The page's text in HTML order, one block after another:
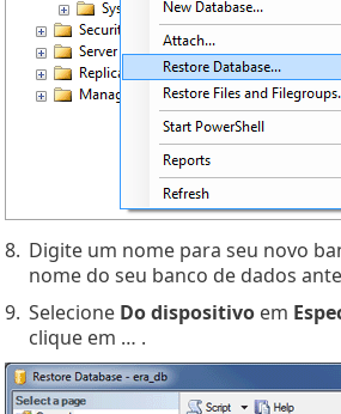
8. Digite um nome para seu novo
nome do seu banco de dados
9. Selecione Do dispositivoem
clique em … .